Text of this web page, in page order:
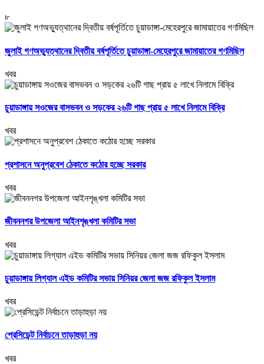
৮
জুলাই গণঅভ্যুত্থানের দ্বিতীয় বর্ষপূর্তিতে চুয়াডাঙ্গা-মেহেরপুরে জামায়াতের গণমিছিল
খবর
চুয়াডাঙ্গায় সওজের বাসভবন ও সড়কের ২৬টি গাছ প্রায় ৫ লাখে নিলামে বিক্রি
খবর
প্রশাসনে অনুপ্রবেশ ঠেকাতে কঠোর হচ্ছে সরকার
খবর
জীবননগর উপজেলা আইনশৃঙ্খলা কমিটির সভা
খবর
চুয়াডাঙ্গায় লিগ্যাল এইড কমিটির সভায় সিনিয়র জেলা জজ রফিকুল ইসলাম
খবর
প্রেসিডেন্ট নির্বাচনে তাড়াহুড়া নয়
খবর